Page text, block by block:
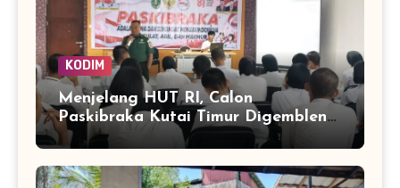
KODIM
Menjelang HUT RI, Calon
Paskibraka Kutai Timur Digembleng
Wawasan Kebangsaan oleh TNI